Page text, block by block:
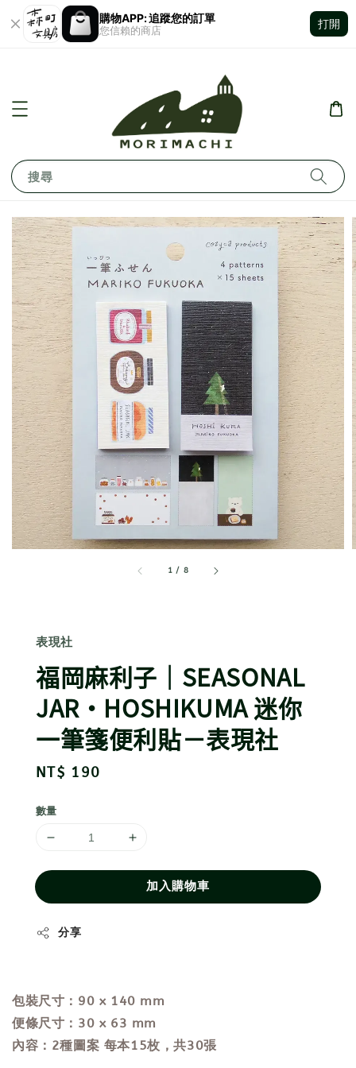
購物APP: 追蹤您的訂單
您信賴的商店
打開
搜尋
1 / 8
表現社
福岡麻利子｜SEASONAL
JAR・HOSHIKUMA 迷你
一筆箋便利貼－表現社
Regular
NT$ 190
數量
加入購物車
分享
包裝尺寸：90 x 140 mm
便條尺寸：30 x 63 mm
內容：2種圖案 每本15枚，共30張